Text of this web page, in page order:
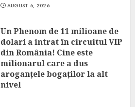
AUGUST 6, 2026
Un Phenom de 11 milioane de
dolari a intrat în circuitul VIP
din România! Cine este
milionarul care a dus
aroganțele bogaților la alt
nivel